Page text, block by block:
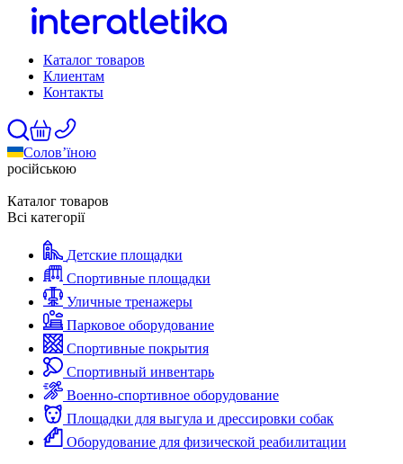
Каталог товаров
Клиентам
Контакты
Солов’їною
російською
Каталог товаров
Всі категорії
Детские площадки
Спортивные площадки
Уличные тренажеры
Парковое оборудование
Спортивные покрытия
Спортивный инвентарь
Военно-спортивное оборудование
Площадки для выгула и дрессировки собак
Оборудование для физической реабилитации